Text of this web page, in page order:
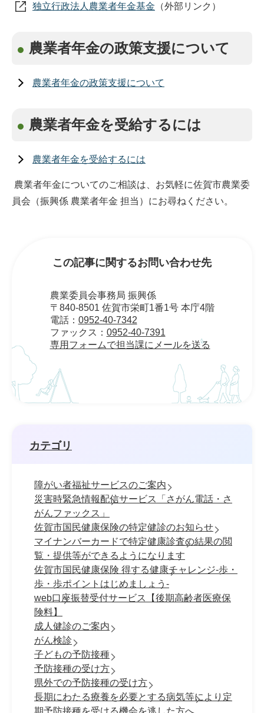
独立行政法人農業者年金基金 （外部リンク）
農業者年金の政策支援について
農業者年金の政策支援について
農業者年金を受給するには
農業者年金を受給するには
農業者年金についてのご相談は、お気軽に佐賀市農業委
員会（振興係 農業者年金 担当）にお尋ねください。
この記事に関するお問い合わせ先
農業委員会事務局 振興係
〒840-8501 佐賀市栄町1番1号 本庁4階
電話： 0952-40-7342
ファックス： 0952-40-7391
専用フォームで担当課にメールを送る
カテゴリ
障がい者福祉サービスのご案内
災害時緊急情報配信サービス「さがん電話・さ
がんファックス」
佐賀市国民健康保険の特定健診のお知らせ
マイナンバーカードで特定健康診査の結果の閲
覧・提供等ができるようになります
佐賀市国民健康保険 得する健康チャレンジ-歩・
歩・歩ポイントはじめましょう-
web口座振替受付サービス【後期高齢者医療保
険料】
成人健診のご案内
がん検診
子どもの予防接種
予防接種の受け方
県外での予防接種の受け方
長期にわたる療養を必要とする病気等により定
期予防接種を受ける機会を逃した方へ